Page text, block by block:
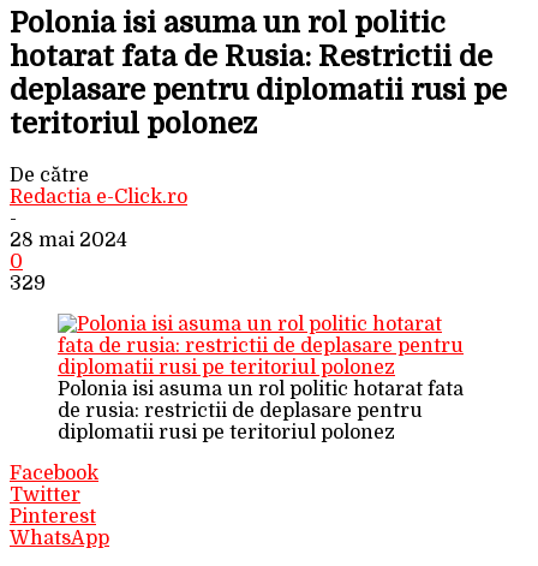
Polonia isi asuma un rol politic
hotarat fata de Rusia: Restrictii de
deplasare pentru diplomatii rusi pe
teritoriul polonez
De către
Redactia e-Click.ro
-
28 mai 2024
0
329
Polonia isi asuma un rol politic hotarat fata
de rusia: restrictii de deplasare pentru
diplomatii rusi pe teritoriul polonez
Facebook
Twitter
Pinterest
WhatsApp